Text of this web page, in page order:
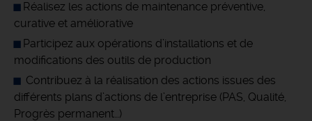
Réalisez les actions de maintenance préventive,
curative et améliorative
Participez aux opérations d’installations et de
modifications des outils de production
Contribuez à la réalisation des actions issues des
différents plans d’actions de l’entreprise (PAS, Qualité,
Progrès permanent…)